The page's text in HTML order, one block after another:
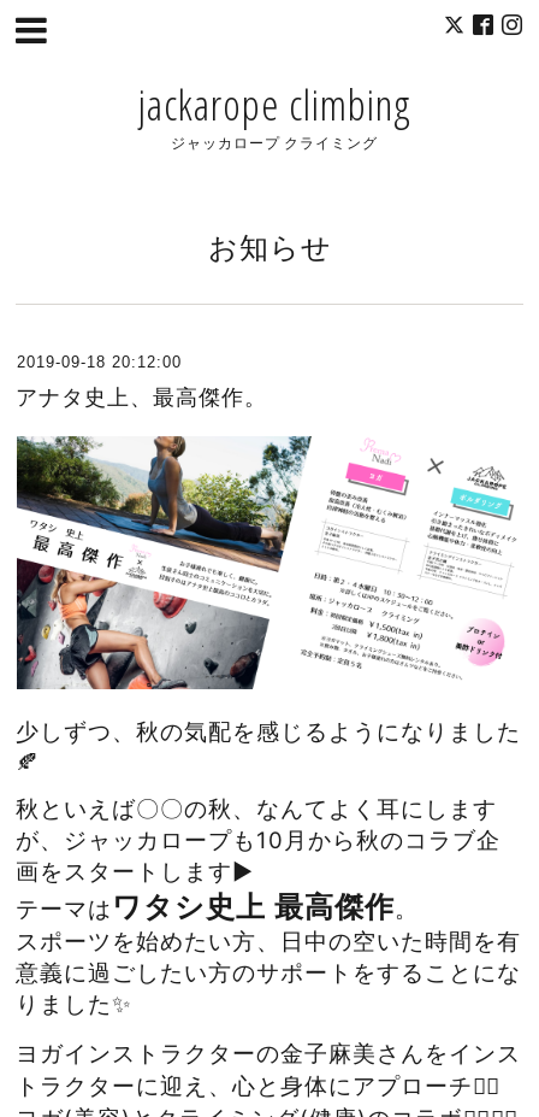
jackarope climbing
ジャッカロープ クライミング
お知らせ
2019-09-18 20:12:00
アナタ史上、最高傑作。
少しずつ、秋の気配を感じるようになりました
🍂
秋といえば〇〇の秋、なんてよく耳にします
が、ジャッカロープも10月から秋のコラブ企
画をスタートします▶️
テーマは ワタシ史上 最高傑作。
スポーツを始めたい方、日中の空いた時間を有
意義に過ごしたい方のサポートをすることにな
りました✨
ヨガインストラクターの金子麻美さんをインス
トラクターに迎え、心と身体にアプローチ☝🏻